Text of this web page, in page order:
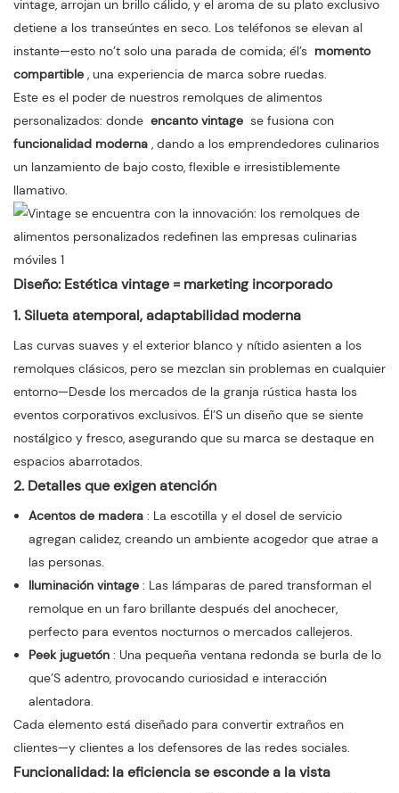
vintage, arrojan un brillo cálido, y el aroma de su plato exclusivo
detiene a los transeúntes en seco. Los teléfonos se elevan al
instante—esto no’t solo una parada de comida; él’s momento
compartible , una experiencia de marca sobre ruedas.
Este es el poder de nuestros remolques de alimentos
personalizados: donde encanto vintage se fusiona con
funcionalidad moderna , dando a los emprendedores culinarios
un lanzamiento de bajo costo, flexible e irresistiblemente
llamativo.
Diseño: Estética vintage = marketing incorporado
1. Silueta atemporal, adaptabilidad moderna
Las curvas suaves y el exterior blanco y nítido asienten a los
remolques clásicos, pero se mezclan sin problemas en cualquier
entorno—Desde los mercados de la granja rústica hasta los
eventos corporativos exclusivos. Él’S un diseño que se siente
nostálgico y fresco, asegurando que su marca se destaque en
espacios abarrotados.
2. Detalles que exigen atención
Acentos de madera : La escotilla y el dosel de servicio
agregan calidez, creando un ambiente acogedor que atrae a
las personas.
Iluminación vintage : Las lámparas de pared transforman el
remolque en un faro brillante después del anochecer,
perfecto para eventos nocturnos o mercados callejeros.
Peek juguetón : Una pequeña ventana redonda se burla de lo
que’S adentro, provocando curiosidad e interacción
alentadora.
Cada elemento está diseñado para convertir extraños en
clientes—y clientes a los defensores de las redes sociales.
Funcionalidad: la eficiencia se esconde a la vista